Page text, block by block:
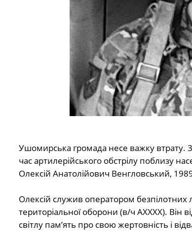
Ушомирська громада несе важку втрату.
час артилерійського обстрілу поблизу
Олексій Анатолійович Венгловський,
Олексій служив оператором безпілотних
територіальної оборони (в/ч АХХХХ). Він
світлу пам’ять про свою жертовність і